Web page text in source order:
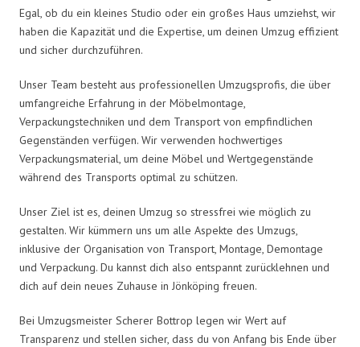
Egal, ob du ein kleines Studio oder ein großes Haus umziehst, wir
haben die Kapazität und die Expertise, um deinen Umzug effizient
und sicher durchzuführen.
Unser Team besteht aus professionellen Umzugsprofis, die über
umfangreiche Erfahrung in der Möbelmontage,
Verpackungstechniken und dem Transport von empfindlichen
Gegenständen verfügen. Wir verwenden hochwertiges
Verpackungsmaterial, um deine Möbel und Wertgegenstände
während des Transports optimal zu schützen.
Unser Ziel ist es, deinen Umzug so stressfrei wie möglich zu
gestalten. Wir kümmern uns um alle Aspekte des Umzugs,
inklusive der Organisation von Transport, Montage, Demontage
und Verpackung. Du kannst dich also entspannt zurücklehnen und
dich auf dein neues Zuhause in Jönköping freuen.
Bei Umzugsmeister Scherer Bottrop legen wir Wert auf
Transparenz und stellen sicher, dass du von Anfang bis Ende über